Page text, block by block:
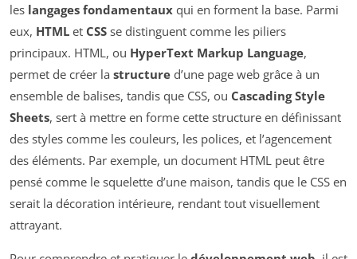
les langages fondamentaux qui en forment la base. Parmi
eux, HTML et CSS se distinguent comme les piliers
principaux. HTML, ou HyperText Markup Language,
permet de créer la structure d’une page web grâce à un
ensemble de balises, tandis que CSS, ou Cascading Style
Sheets, sert à mettre en forme cette structure en définissant
des styles comme les couleurs, les polices, et l’agencement
des éléments. Par exemple, un document HTML peut être
pensé comme le squelette d’une maison, tandis que le CSS en
serait la décoration intérieure, rendant tout visuellement
attrayant.